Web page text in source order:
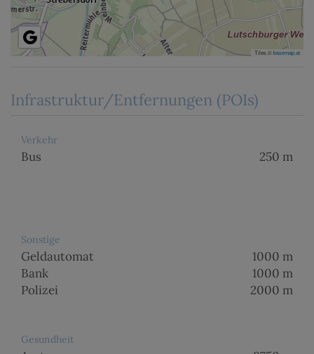
Tiles ©basemap.at
Infrastruktur/Entfernungen (POIs)
Verkehr
Bus 250 m
Sonstige
Geldautomat
1000 m
Bank
1000 m
Polizei
2000 m
Gesundheit